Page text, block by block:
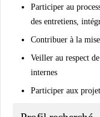
Participer au
des entretiens,
Contribuer à la
Veiller au respect
internes
Participer aux